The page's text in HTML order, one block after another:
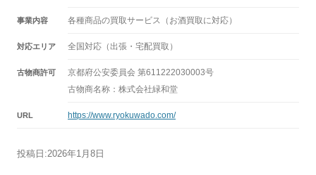
事業内容 各種商品の買取サービス（お酒買取に対応）
対応エリア 全国対応（出張・宅配買取）
古物商許可
京都府公安委員会 第611222030003号
古物商名称：株式会社緑和堂
URL https://www.ryokuwado.com/
投稿日:2026年1月8日